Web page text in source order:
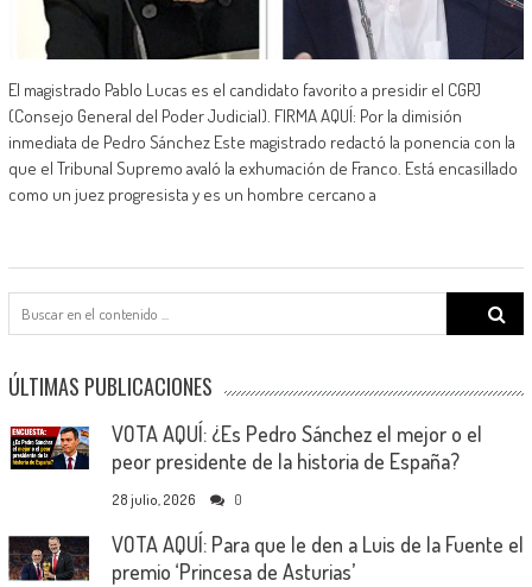
El magistrado Pablo Lucas es el candidato favorito a presidir el CGPJ
(Consejo General del Poder Judicial). FIRMA AQUÍ: Por la dimisión
inmediata de Pedro Sánchez Este magistrado redactó la ponencia con la
que el Tribunal Supremo avaló la exhumación de Franco. Está encasillado
como un juez progresista y es un hombre cercano a
Search
for:
ÚLTIMAS PUBLICACIONES
VOTA AQUÍ: ¿Es Pedro Sánchez el mejor o el
peor presidente de la historia de España?
28 julio, 2026 0
VOTA AQUÍ: Para que le den a Luis de la Fuente el
premio ‘Princesa de Asturias’